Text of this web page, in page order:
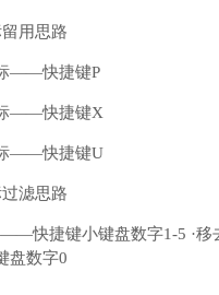
用思路
——快捷键P
——快捷键X
——快捷键U
滤思路
快捷键小键盘数字1-5 ·移
盘数字0